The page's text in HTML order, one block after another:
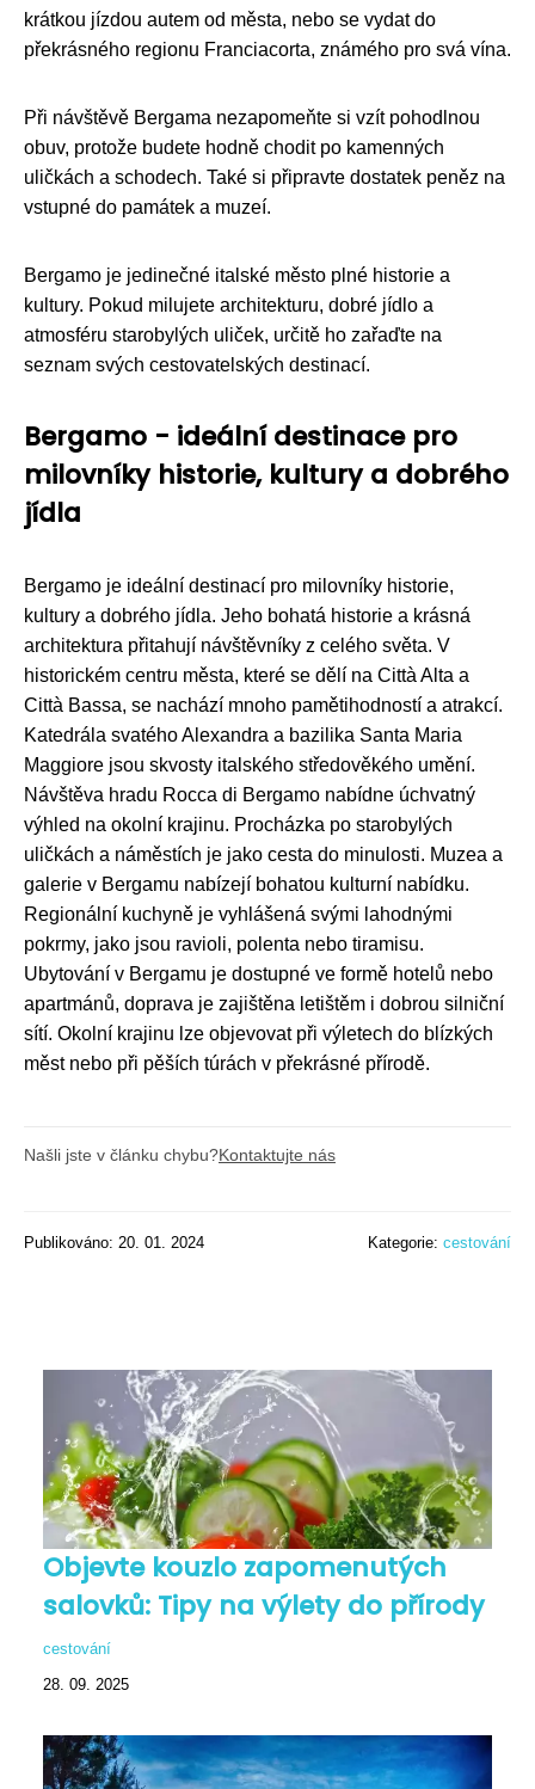
krátkou jízdou autem od města, nebo se vydat do
překrásného regionu Franciacorta, známého pro svá vína.
Při návštěvě Bergama nezapomeňte si vzít pohodlnou
obuv, protože budete hodně chodit po kamenných
uličkách a schodech. Také si připravte dostatek peněz na
vstupné do památek a muzeí.
Bergamo je jedinečné italské město plné historie a
kultury. Pokud milujete architekturu, dobré jídlo a
atmosféru starobylých uliček, určitě ho zařaďte na
seznam svých cestovatelských destinací.
Bergamo - ideální destinace pro
milovníky historie, kultury a dobrého
jídla
Bergamo je ideální destinací pro milovníky historie,
kultury a dobrého jídla. Jeho bohatá historie a krásná
architektura přitahují návštěvníky z celého světa. V
historickém centru města, které se dělí na Città Alta a
Città Bassa, se nachází mnoho pamětihodností a atrakcí.
Katedrála svatého Alexandra a bazilika Santa Maria
Maggiore jsou skvosty italského středověkého umění.
Návštěva hradu Rocca di Bergamo nabídne úchvatný
výhled na okolní krajinu. Procházka po starobylých
uličkách a náměstích je jako cesta do minulosti. Muzea a
galerie v Bergamu nabízejí bohatou kulturní nabídku.
Regionální kuchyně je vyhlášená svými lahodnými
pokrmy, jako jsou ravioli, polenta nebo tiramisu.
Ubytování v Bergamu je dostupné ve formě hotelů nebo
apartmánů, doprava je zajištěna letištěm i dobrou silniční
sítí. Okolní krajinu lze objevovat při výletech do blízkých
měst nebo při pěších túrách v překrásné přírodě.
Našli jste v článku chybu?Kontaktujte nás
Publikováno: 20. 01. 2024 Kategorie: cestování
Objevte kouzlo zapomenutých
salovků: Tipy na výlety do přírody
cestování
28. 09. 2025